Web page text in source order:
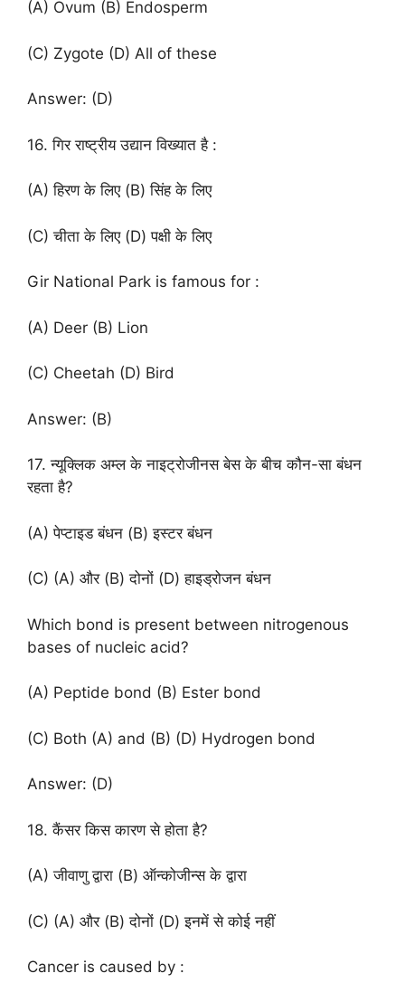
(A) Ovum (B) Endosperm
(C) Zygote (D) All of these
Answer: (D)
16. गिर राष्ट्रीय उद्यान विख्यात है :
(A) हिरण के लिए (B) सिंह के लिए
(C) चीता के लिए (D) पक्षी के लिए
Gir National Park is famous for :
(A) Deer (B) Lion
(C) Cheetah (D) Bird
Answer: (B)
17. न्यूक्लिक अम्ल के नाइट्रोजीनस बेस के बीच कौन-सा बंधन
रहता है?
(A) पेप्टाइड बंधन (B) इस्टर बंधन
(C) (A) और (B) दोनों (D) हाइड्रोजन बंधन
Which bond is present between nitrogenous
bases of nucleic acid?
(A) Peptide bond (B) Ester bond
(C) Both (A) and (B) (D) Hydrogen bond
Answer: (D)
18. कैंसर किस कारण से होता है?
(A) जीवाणु द्वारा (B) ऑन्कोजीन्स के द्वारा
(C) (A) और (B) दोनों (D) इनमें से कोई नहीं
Cancer is caused by :